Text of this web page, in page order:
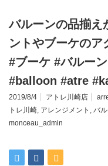
バルーンの品揃え
ントやブーケのア
#ブーケ #バルー
#balloon #atre
2019/8/4 アトレ川崎店
トレ川崎, アレンジメント , バ
monceau_admin